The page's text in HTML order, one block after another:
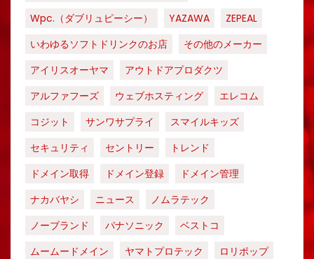
Wpc.（ダブリュピーシー）
YAZAWA
ZEPEAL
いわゆるソフトドリンクのお店
その他のメーカー
アイリスオーヤマ
アウトドアプロダクツ
アルファフーズ
ウェブホスティング
エレコム
コジット
サンワサプライ
スマイルキッズ
セキュリティ
セントリー
トレンド
ドメイン取得
ドメイン登録
ドメイン管理
ナカバヤシ
ニュース
ノムラテック
ノーブランド
パナソニック
ベストコ
ムームードメイン
ヤマトプロテック
ロリポップ